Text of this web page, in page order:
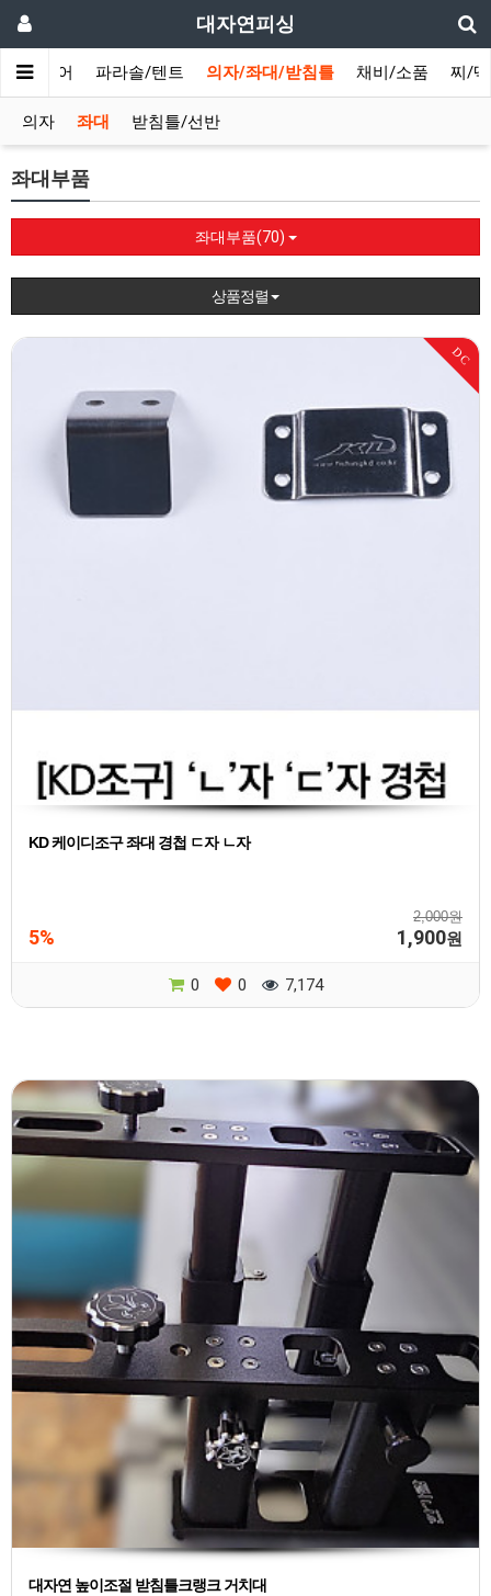
대자연피싱
민물루어 파라솔/텐트 의자/좌대/받침틀 채비/소품 찌/
의자 좌대 받침틀/선반
좌대부품
좌대부품(70)
상품정렬
DC
KD 케이디조구 좌대 경첩 ㄷ자 ㄴ자
2,000원
5% 1,900원
0 0 7,174
대자연 높이조절 받침틀크랭크 거치대